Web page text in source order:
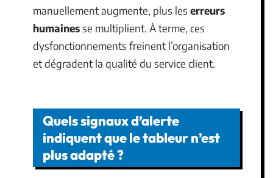
manuellement augmente, plus les erreurs
humainesse multiplient. À terme, ces
dysfonctionnements freinent l’organisation
et dégradent la qualité du service client.
Quels signaux d’alerte
indiquent que le tableur n’est
plus adapté ?